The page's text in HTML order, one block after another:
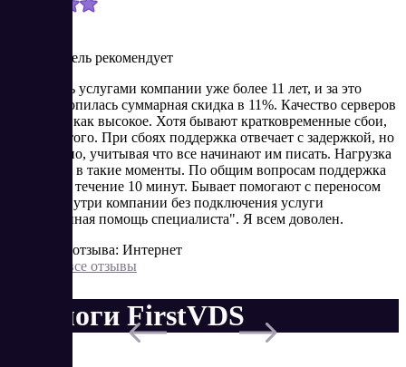
Пользователь рекомендует
Пользуюсь услугами компании уже более 11 лет, и за это
время накопилась суммарная скидка в 11%. Качество серверов
оцениваю как высокое. Хотя бывают кратковременные сбои,
куда без этого. При сбоях поддержка отвечает с задержкой, но
это понятно, учитывая что все начинают им писать. Нагрузка
возрастает в такие моменты. По общим вопросам поддержка
отвечает в течение 10 минут. Бывает помогают с переносом
сервера внутри компании без подключения услуги
"расширенная помощь специалиста". Я всем доволен.
Источник отзыва: Интернет
Показать все отзывы
Аналоги FirstVDS